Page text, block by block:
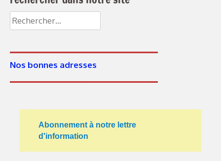
Nos bonnes adresses
Abonnement à notre lettre
d'information